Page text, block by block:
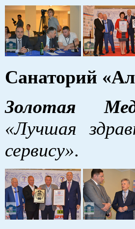
Санаторий
Золотая
«Лучшая
сервису».